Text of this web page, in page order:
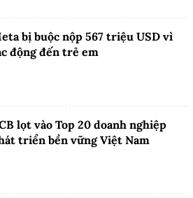
bị buộc nộp 567 triệu USD vì
động đến trẻ em
lọt vào Top 20 doanh nghiệp
triển bền vững Việt Nam